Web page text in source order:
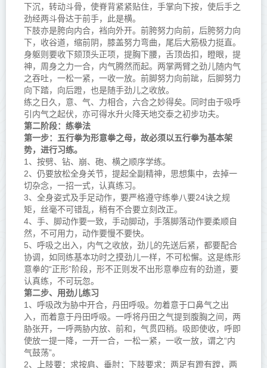
下沉，转动斗骨，使脊背紧紧贴住，手掌向下按，使后手之
劲经两斗骨达于前手，此是横。
下肢亦是胯向内合，裆向外开。前胯努力向前，后胯努力向
下，收谷道，缩前阴，膝盖努力弯曲，尾后大筋极力挺直。
身躯则要收下颏顶头正项，提胸下腰，舌顶齿扣，瞪眼，提
神，周身之力一合，内气腾然而起。两掌两臂之劲儿随内气
之吞吐，一松一紧，一收一放。前脚努力向前跐，后脚努力
向下踏，向后蹬，也是随手劲儿之收放。
练之日久，意、气、力相合，六合之妙得矣。同时由于吸呼
引内气之起伏，亦可得水升火降天地交泰之初步功夫。
第二阶段：练拳法
第一步： 五行拳为形意拳之母，故必须以五行拳为基本架
势，进行习练。
1、按劈、钻、崩、砲、横之顺序学练。
2、仍要放松全身关节，提起全副精神，思想集中，去掉一
切杂念，一招一式，认真练习。
3、全身姿式及手足动作，要严格遵守练拳八要24诀之规
矩，丝毫不可错乱，稍有不合要立刻改正。
4、手、脚动作要一致，手动脚动，手落脚落动作要柔顺自
然，不可用力，动作要慢不要快。
5、呼吸之出入，内气之收放，劲儿的先送后紧，都要配合
协调，如同练基本功时之摸劲儿一样，不可松懈。这是练形
意拳的“正形”阶段，形不正则发不出形意拳应有的劲道，要
认真练，不可玩忽。
第二步、用劲儿练习
1、呼吸改为胁中开合，丹田呼吸。勿着意于口鼻气之出
入，而着意于丹田呼吸。一呼将丹田之气提到腹胸之间，两
胁张开，一呼两胁内放、前和，气贯四稍。吸即使收，呼即
使放一提一降，一开一合，一松一紧，一收一放，谓之“内
气鼓荡”。
2、上肢要：求按肩、垂肘；下肢要求：两足有蹬有蹚，两